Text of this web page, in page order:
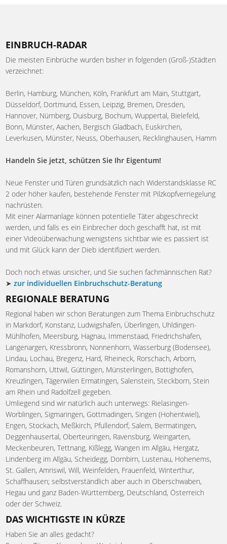
EINBRUCH-RADAR
Die meisten Einbrüche wurden bisher in folgenden (Groß-)Städten
verzeichnet:
Berlin, Hamburg, München, Köln, Frankfurt am Main, Stuttgart,
Düsseldorf, Dortmund, Essen, Leipzig, Bremen, Dresden,
Hannover, Nürnberg, Duisburg, Bochum, Wuppertal, Bielefeld,
Bonn, Münster, Aachen, Bergisch Gladbach, Euskirchen,
Leverkusen, Münster, Neuss, Oberhausen, Recklinghausen, Hamm
Handeln Sie jetzt, schützen Sie Ihr Eigentum!
Neue Fenster und Türen grundsätzlich nach Widerstandsklasse RC
2 oder höher kaufen, bestehende Fenster mit Pilzkopfverriegelung
nachrüsten.
Mit einer Alarmanlage können potentielle Täter abgeschreckt
werden, und falls es ein Einbrecher doch geschafft hat, ist mit
einer Videoüberwachung wenigstens sichtbar wie es passiert ist
und mit Glück kann der Dieb identifiziert werden.
Doch noch etwas unsicher, und Sie suchen fachmännischen Rat?
➤zur individuellen Einbruchschutz-Beratung
REGIONALE BERATUNG
Regional haben wir schon Beratungen zum Thema Einbruchschutz
in Markdorf, Konstanz, Ludwigshafen, Überlingen, Uhldingen-
Mühlhofen, Meersburg, Hagnau, Immenstaad, Friedrichshafen,
Langenargen, Kressbronn, Nonnenhorn, Wasserburg (Bodensee),
Lindau, Lochau, Bregenz, Hard, Rheineck, Rorschach, Arborn,
Romanshorn, Uttwil, Güttingen, Münsterlingen, Bottighofen,
Kreuzlingen, Tägerwilen Ermatingen, Salenstein, Steckborn, Stein
am Rhein und Radolfzell gegeben.
Umliegend sind wir natürlich auch unterwegs: Rielasingen-
Worblingen, Sigmaringen, Gottmadingen, Singen (Hohentwiel),
Engen, Stockach, Meßkirch, Pfullendorf, Salem, Bermatingen,
Deggenhausertal, Oberteuringen, Ravensburg, Weingarten,
Meckenbeuren, Tettnang, Kißlegg, Wangen im Allgäu, Hergatz,
Lindenberg im Allgäu, Scheidegg, Dornbirn, Lustenau, Hohenems,
St. Gallen, Amriswil, Will, Weinfelden, Frauenfeld, Winterthur,
Schaffhausen; selbstverständlich aber auch in Oberschwaben,
Hegau und ganz Baden-Württemberg, Deutschland, Österreich
oder der Schweiz.
DAS WICHTIGSTE IN KÜRZE
Haben Sie an alles gedacht?